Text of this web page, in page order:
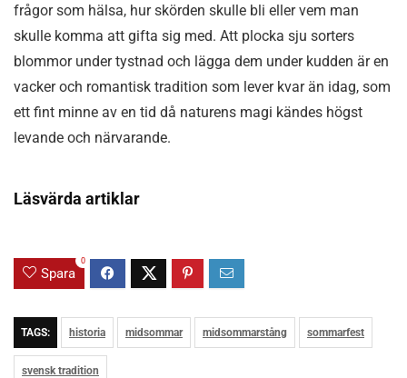
frågor som hälsa, hur skörden skulle bli eller vem man
skulle komma att gifta sig med. Att plocka sju sorters
blommor under tystnad och lägga dem under kudden är en
vacker och romantisk tradition som lever kvar än idag, som
ett fint minne av en tid då naturens magi kändes högst
levande och närvarande.
Läsvärda artiklar
Spara
0
TAGS: historia midsommar midsommarstång sommarfest
svensk tradition